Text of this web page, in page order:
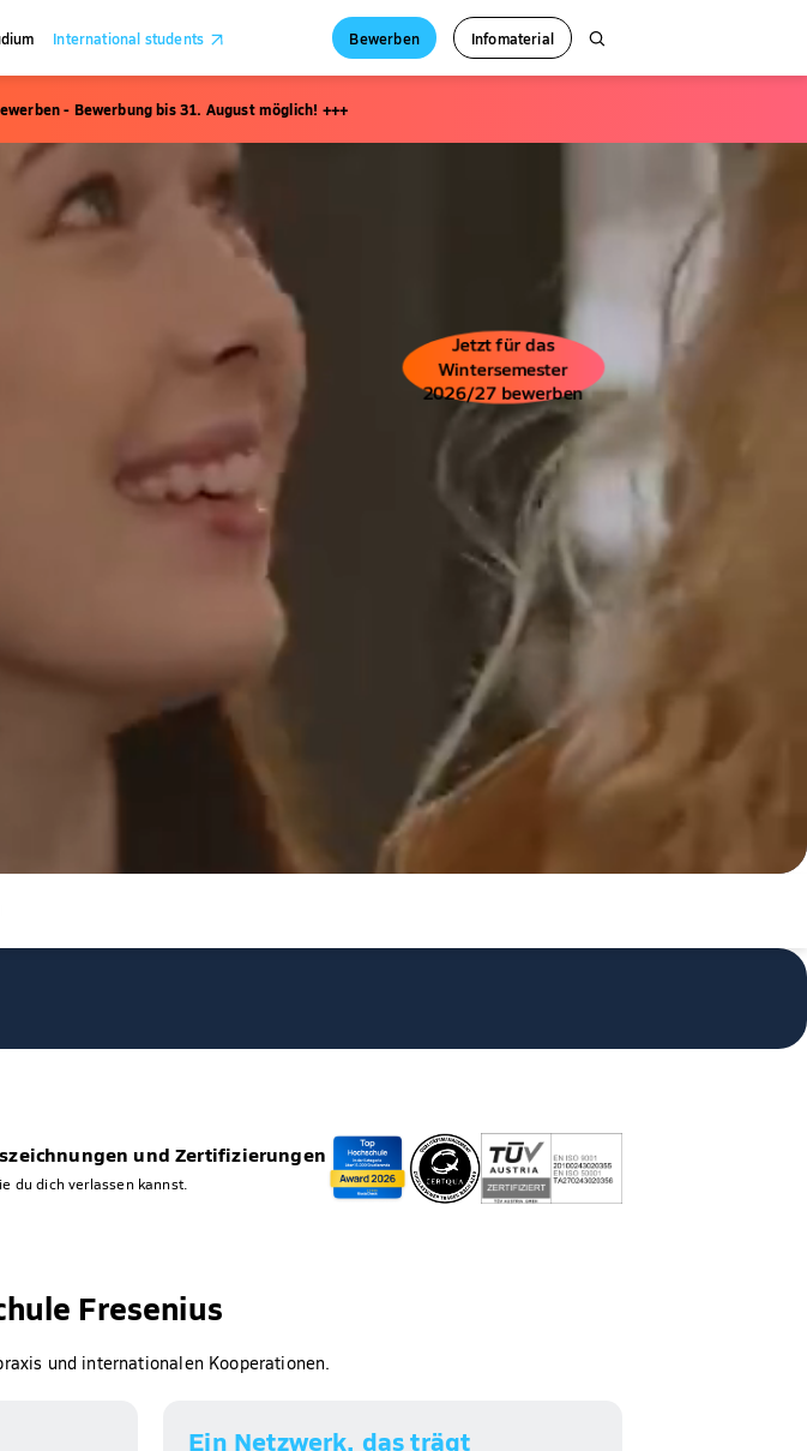
International students Bewerben Infomaterial
- Bewerbung bis 31. August möglich! +++
Jetzt für das
Wintersemester
2026/27 bewerben
und Zertifizierungen
du dich verlassen kannst.
Fresenius
und internationalen Kooperationen.
Ein Netzwerk, das trägt​